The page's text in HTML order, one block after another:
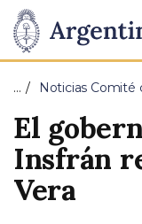
Presidencia
de
la
Nación
Pasar al
… Noticias Comité
El
Insfrán
Vera